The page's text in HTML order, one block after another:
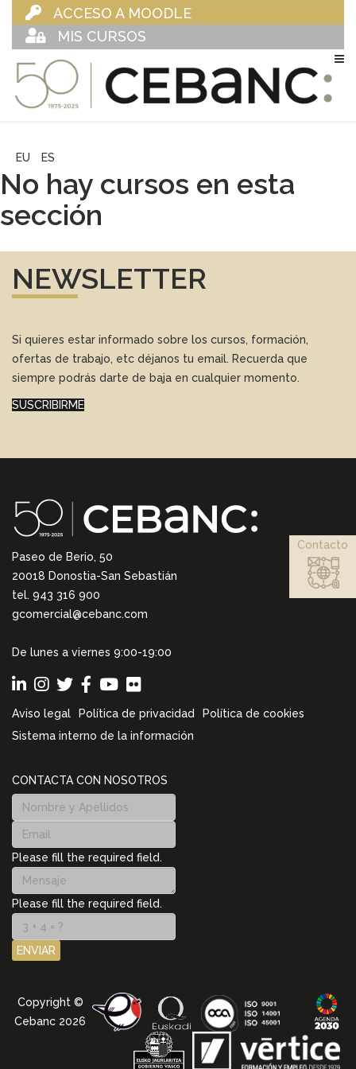
ACCESO A MOODLE
MIS CURSOS
EU ES
No hay cursos en esta
sección
NEWSLETTER
Si quieres estar informado sobre los cursos, formación,
ofertas de trabajo, etc déjanos tu email. Recuerda que
siempre podrás darte de baja en cualquier momento.
SUSCRIBIRME
Paseo de Berio, 50
20018 Donostia-San Sebastián
tel. 943 316 900
gcomercial@cebanc.com
De lunes a viernes 9:00-19:00
Aviso legal Política de privacidad
Política de cookies
Sistema interno de la información
CONTACTA CON NOSOTROS
Please fill the required field.
Please fill the required field.
ENVIAR
Contacto
Copyright ©
Cebanc 2026